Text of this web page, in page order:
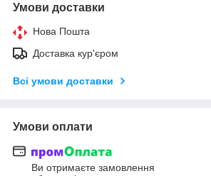
Умови доставки
Нова Пошта
Доставка кур'єром
Всі умови доставки
Умови оплати
Ви отримаєте замовлення